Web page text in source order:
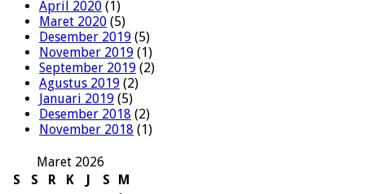
April 2020 (1)
Maret 2020 (5)
Desember 2019 (5)
November 2019 (1)
September 2019 (2)
Agustus 2019 (2)
Januari 2019 (5)
Desember 2018 (2)
November 2018 (1)
Maret 2026
S
S R K J S
M